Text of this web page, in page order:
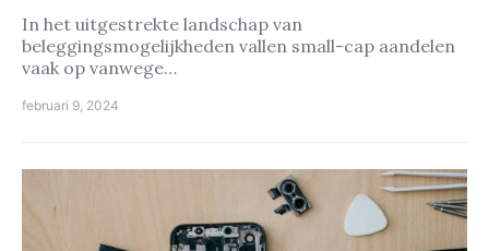
In het uitgestrekte landschap van
beleggingsmogelijkheden vallen small-cap aandelen
vaak op vanwege…
februari 9, 2024